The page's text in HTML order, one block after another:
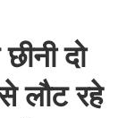
दो
से लौट रहे